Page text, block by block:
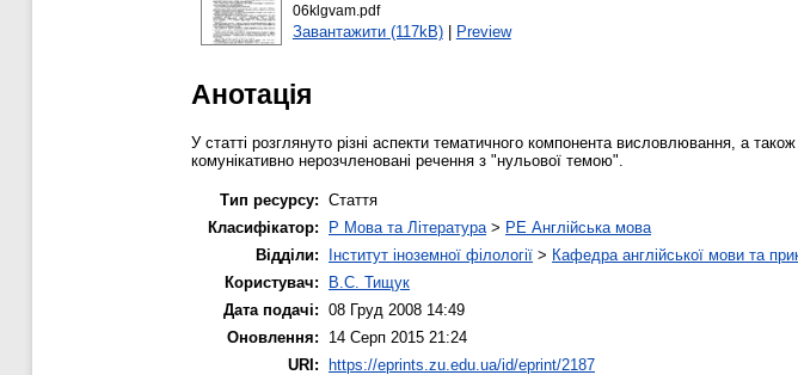
06klgvam.pdf
Завантажити (117kB)| Preview
Анотація
У статті розглянуто різні аспекти тематичного компонента висловлювання, а
комунікативно нерозчленовані речення з "нульової темою".
Тип ресурсу: Стаття
Класифікатор:
P Мова та Література > PE Англійська мова
Відділи:
Інститут іноземної філології > Кафедра англійської мови та
Користувач:
В.С. Тищук
Дата подачі: 08 Груд 2008 14:49
Оновлення:
14 Серп 2015 21:24
URI: https://eprints.zu.edu.ua/id/eprint/2187